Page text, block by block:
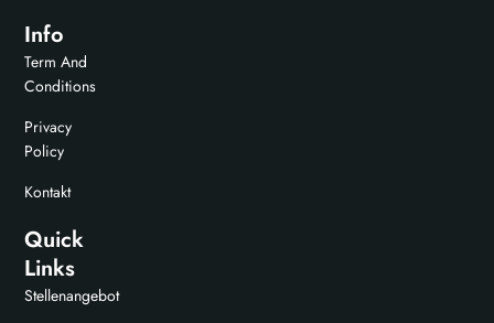
Info
Term And
Conditions
Privacy
Policy
Kontakt
Quick
Links
Stellenangebot